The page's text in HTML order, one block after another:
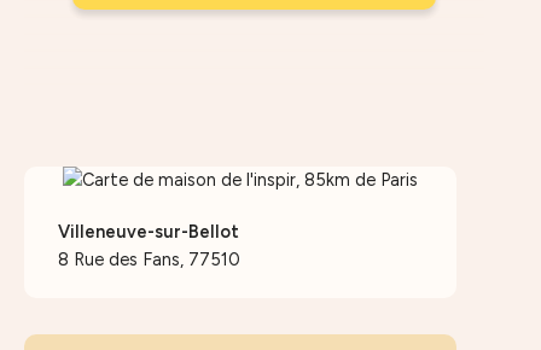
Villeneuve-sur-Bellot
8 Rue des Fans, 77510